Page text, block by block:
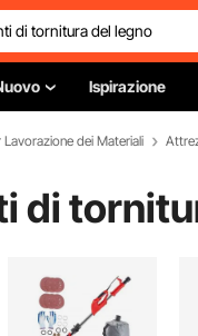
Ispirazione
dei Materiali
di